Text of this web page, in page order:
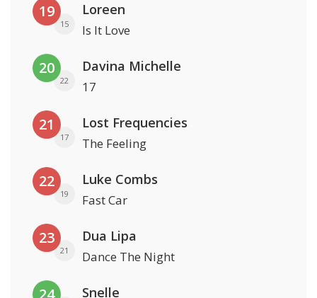
19
15
Loreen
Is It Love
20
22
Davina Michelle
17
21
17
Lost Frequencies
The Feeling
22
19
Luke Combs
Fast Car
23
21
Dua Lipa
Dance The Night
Snelle